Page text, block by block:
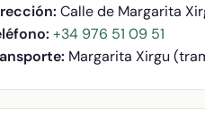
Calle de Margarita
+34 976 51 09 51
Margarita Xirgu